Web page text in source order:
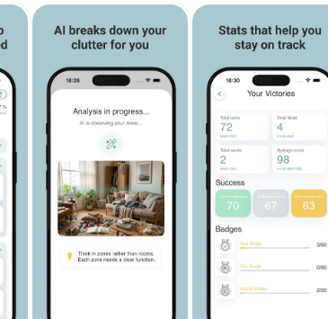
of-sale-en.html
gdpr-compliance-en.html